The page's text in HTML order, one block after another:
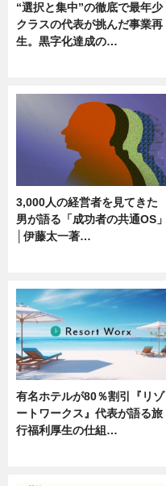
“選択と集中”の徹底で最年少
クラスの代表が挑んだ事業再
生。黒字化達成の…
3,000人の経営者を見てきた
男が語る「成功者の共通OS」
│伊藤太一著…
有名ホテルが80％割引『リゾ
ートワークス』代表が語る旅
行福利厚生の仕組…